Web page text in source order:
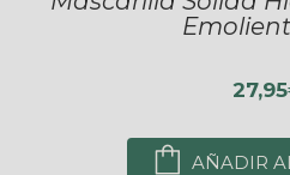
AÑADIR